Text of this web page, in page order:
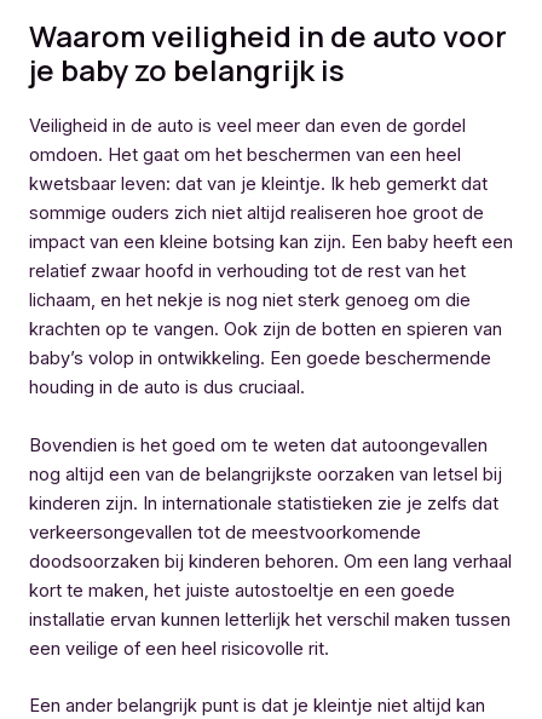
Waarom veiligheid in de auto voor
je baby zo belangrijk is
Veiligheid in de auto is veel meer dan even de gordel
omdoen. Het gaat om het beschermen van een heel
kwetsbaar leven: dat van je kleintje. Ik heb gemerkt dat
sommige ouders zich niet altijd realiseren hoe groot de
impact van een kleine botsing kan zijn. Een baby heeft een
relatief zwaar hoofd in verhouding tot de rest van het
lichaam, en het nekje is nog niet sterk genoeg om die
krachten op te vangen. Ook zijn de botten en spieren van
baby’s volop in ontwikkeling. Een goede beschermende
houding in de auto is dus cruciaal.
Bovendien is het goed om te weten dat autoongevallen
nog altijd een van de belangrijkste oorzaken van letsel bij
kinderen zijn. In internationale statistieken zie je zelfs dat
verkeersongevallen tot de meestvoorkomende
doodsoorzaken bij kinderen behoren. Om een lang verhaal
kort te maken, het juiste autostoeltje en een goede
installatie ervan kunnen letterlijk het verschil maken tussen
een veilige of een heel risicovolle rit.
Een ander belangrijk punt is dat je kleintje niet altijd kan